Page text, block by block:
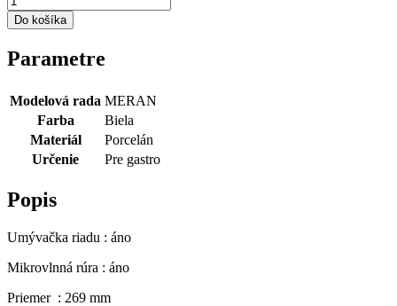
Do košíka
Parametre
Modelová rada MERAN
Farba
Biela
Materiál
Porcelán
Určenie
Pre gastro
Popis
Umývačka riadu : áno
Mikrovlnná rúra : áno
Priemer : 269 mm